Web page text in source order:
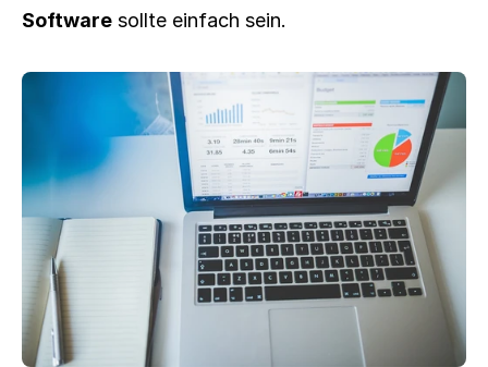
Software sollte einfach sein.